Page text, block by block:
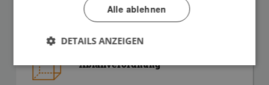
Abfallverordnung
Alle ablehnen
DETAILS ANZEIGEN